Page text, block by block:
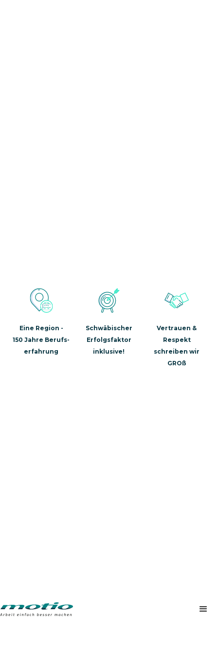
Eine Region -
150 Jahre Berufs-
erfahrung
Schwäbischer
Erfolgsfaktor
inklusive!
Vertrauen &
Respekt
schreiben wir
GROß